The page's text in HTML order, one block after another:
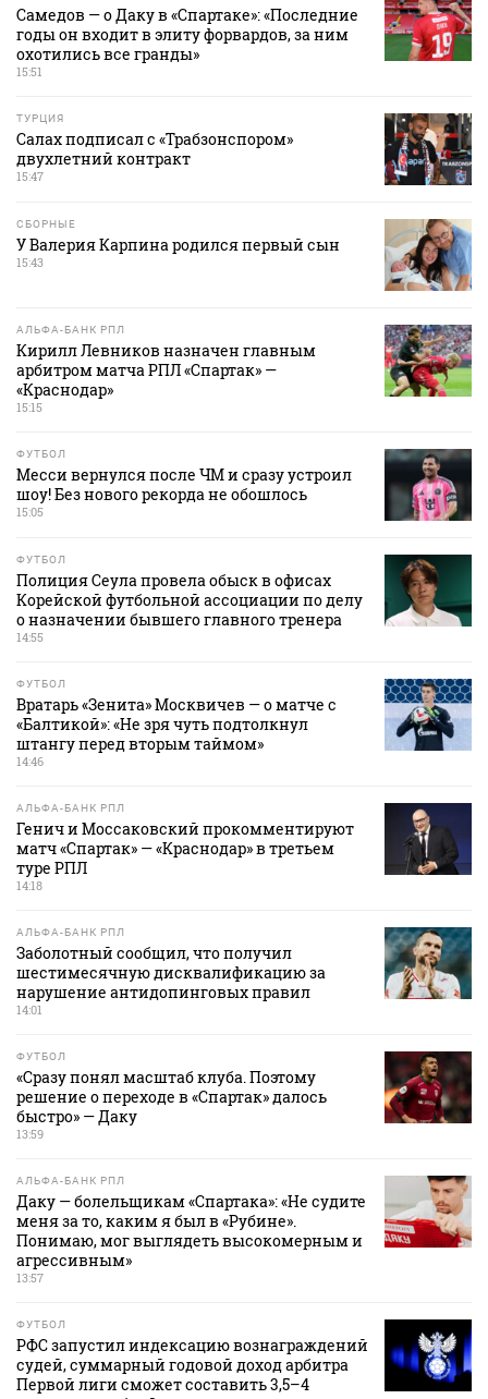
Самедов — о Даку в «Спартаке»: «Последние
годы он входит в элиту форвардов, за ним
охотились все гранды»
15:51
ТУРЦИЯ
Салах подписал с «Трабзонспором»
двухлетний контракт
15:47
СБОРНЫЕ
У Валерия Карпина родился первый сын
15:43
АЛЬФА-БАНК РПЛ
Кирилл Левников назначен главным
арбитром матча РПЛ «Спартак» —
«Краснодар»
15:15
ФУТБОЛ
Месси вернулся после ЧМ и сразу устроил
шоу! Без нового рекорда не обошлось
15:05
ФУТБОЛ
Полиция Сеула провела обыск в офисах
Корейской футбольной ассоциации по делу
о назначении бывшего главного тренера
14:55
ФУТБОЛ
Вратарь «Зенита» Москвичев — о матче с
«Балтикой»: «Не зря чуть подтолкнул
штангу перед вторым таймом»
14:46
АЛЬФА-БАНК РПЛ
Генич и Моссаковский прокомментируют
матч «Спартак» — «Краснодар» в третьем
туре РПЛ
14:18
АЛЬФА-БАНК РПЛ
Заболотный сообщил, что получил
шестимесячную дисквалификацию за
нарушение антидопинговых правил
14:01
ФУТБОЛ
«Сразу понял масштаб клуба. Поэтому
решение о переходе в «Спартак» далось
быстро» — Даку
13:59
АЛЬФА-БАНК РПЛ
Даку — болельщикам «Спартака»: «Не судите
меня за то, каким я был в «Рубине».
Понимаю, мог выглядеть высокомерным и
агрессивным»
13:57
ФУТБОЛ
РФС запустил индексацию вознаграждений
судей, суммарный годовой доход арбитра
Первой лиги сможет составить 3,5–4